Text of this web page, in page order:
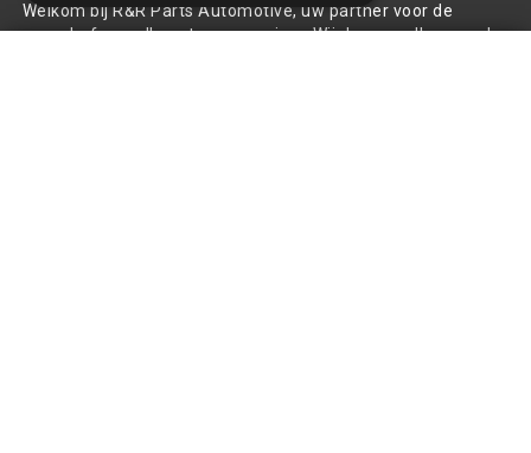
Welkom bij R&R Parts Automotive, uw partner voor de
aanschaf van alle auto accessoires. Wij doen er alles aan de